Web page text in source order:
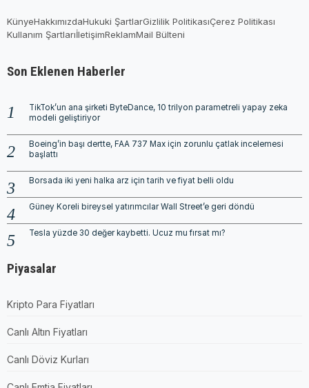
KünyeHakkımızdaHukuki ŞartlarGizlilik PolitikasıÇerez Politikası
Kullanım ŞartlarıİletişimReklamMail Bülteni
Son Eklenen Haberler
TikTok’un ana şirketi ByteDance, 10 trilyon parametreli yapay zeka
modeli geliştiriyor
Boeing’in başı dertte, FAA 737 Max için zorunlu çatlak incelemesi
başlattı
Borsada iki yeni halka arz için tarih ve fiyat belli oldu
Güney Koreli bireysel yatırımcılar Wall Street’e geri döndü
Tesla yüzde 30 değer kaybetti. Ucuz mu fırsat mı?
Piyasalar
Kripto Para Fiyatları
Canlı Altın Fiyatları
Canlı Döviz Kurları